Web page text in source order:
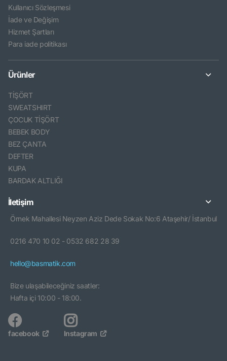
Kullanıcı Sözleşmesi
İade ve Değişim
Hizmet Şartları
Para iade politikası
Ürünler
TİŞÖRT
SWEATSHIRT
ÇOCUK TİŞÖRT
BEBEK BODY
BEZ ÇANTA
DEFTER
KUPA
BARDAK ALTLIĞI
İletişim
Örnek Mahallesi Neyzen Aziz Dede Sokak No:6 Ataşehir/ İstanbul
0216 470 10 02 - 0532 682 28 39
hello@basmatik.com
Bize ulaşabileceğiniz saatler:
Hafta içi 10:00 - 18:00.
facebook Instagram